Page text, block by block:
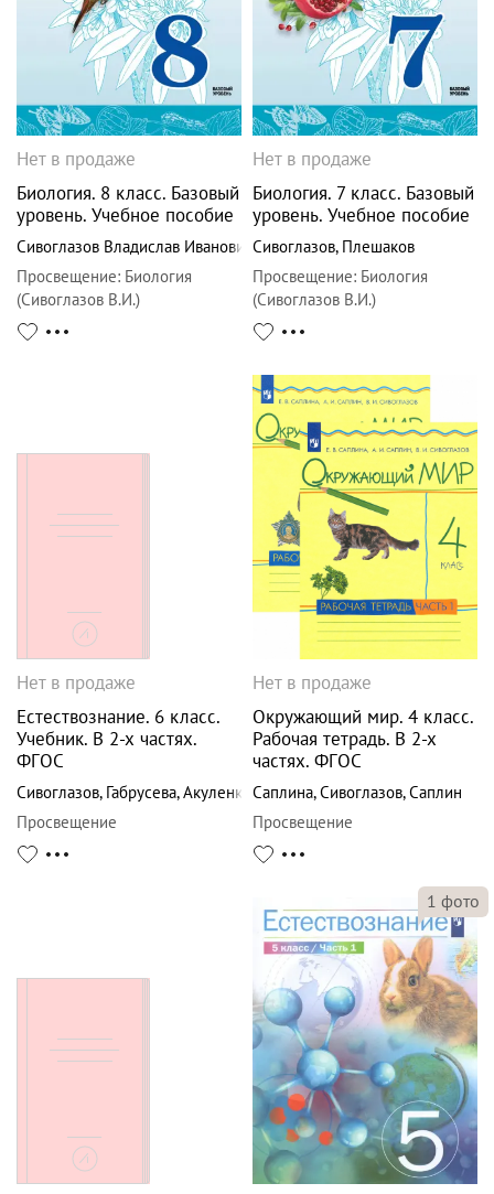
Нет в продаже
Биология. 8 класс. Базовый
уровень. Учебное пособие
Сивоглазов Владислав Иванович
Просвещение: Биология
(Сивоглазов В.И.)
Нет в продаже
Биология. 7 класс. Базовый
уровень. Учебное пособие
Сивоглазов, Плешаков
Просвещение: Биология
(Сивоглазов В.И.)
Нет в продаже
Естествознание. 6 класс.
Учебник. В 2-х частях.
ФГОС
Сивоглазов, Габрусева,Акуленко
Просвещение
Нет в продаже
Окружающий мир. 4 класс.
Рабочая тетрадь. В 2-х
частях. ФГОС
Саплина,Сивоглазов,Саплин
Просвещение
1 фото